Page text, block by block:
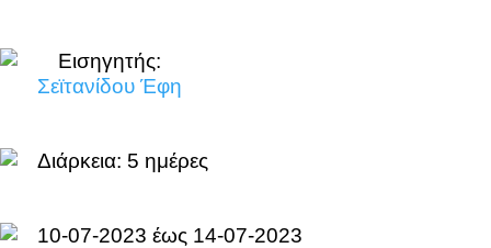
Εισηγητής:
Σεϊτανίδου Έφη
Διάρκεια: 5 ημέρες
10-07-2023 έως 14-07-2023